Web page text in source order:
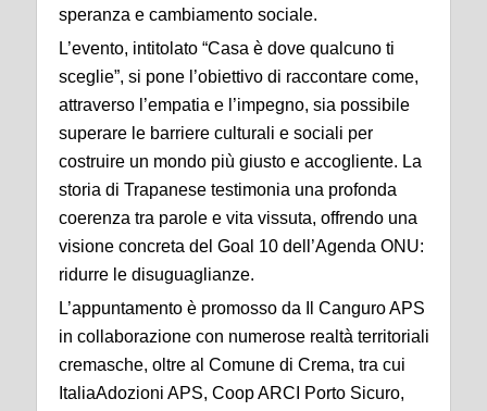
speranza e cambiamento sociale.
L’evento, intitolato “Casa è dove qualcuno ti
sceglie”, si pone l’obiettivo di raccontare come,
attraverso l’empatia e l’impegno, sia possibile
superare le barriere culturali e sociali per
costruire un mondo più giusto e accogliente. La
storia di Trapanese testimonia una profonda
coerenza tra parole e vita vissuta, offrendo una
visione concreta del Goal 10 dell’Agenda ONU:
ridurre le disuguaglianze.
L’appuntamento è promosso da Il Canguro APS
in collaborazione con numerose realtà territoriali
cremasche, oltre al Comune di Crema, tra cui
ItaliaAdozioni APS, Coop ARCI Porto Sicuro,